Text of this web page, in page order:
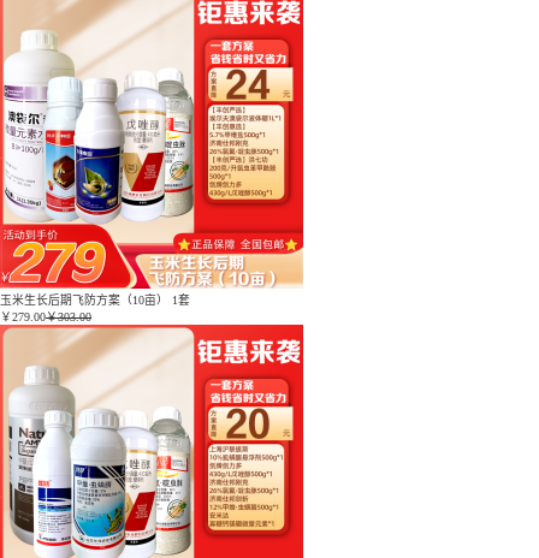
玉米生长后期飞防方案（10亩） 1套
￥279.00￥303.00